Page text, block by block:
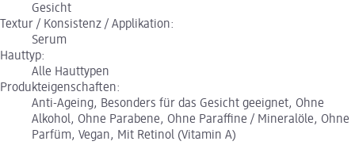
Gesicht
Textur / Konsistenz / Applikation:
Serum
Hauttyp:
Alle Hauttypen
Produkteigenschaften:
Anti-Ageing, Besonders für das Gesicht geeignet, Ohne
Alkohol, Ohne Parabene, Ohne Paraffine / Mineralöle, Ohne
Parfüm, Vegan, Mit Retinol (Vitamin A)